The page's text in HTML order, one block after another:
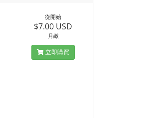
從開始
$7.00 USD
月繳
立即購買